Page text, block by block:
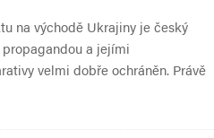
na východě Ukrajiny je český
a jejími
velmi dobře ochráněn. Právě